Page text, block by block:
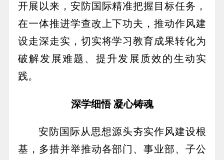
开展以来，安防国际精准把握目标任务，
在一体推进学查改上下功夫，推动作风建
设走深走实，切实将学习教育成果转化为
破解发展难题、提升发展质效的生动实
践。
深学细悟 凝心铸魂
安防国际从思想源头夯实作风建设根
基，多措并举推动各部门、事业部、子公